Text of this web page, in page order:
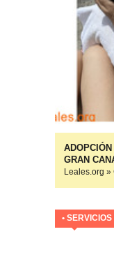
GRAN
Leales.org
•